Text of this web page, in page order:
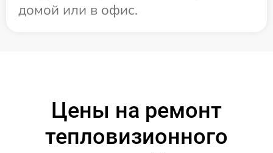
домой или в офис.
Цены на ремонт
тепловизионного